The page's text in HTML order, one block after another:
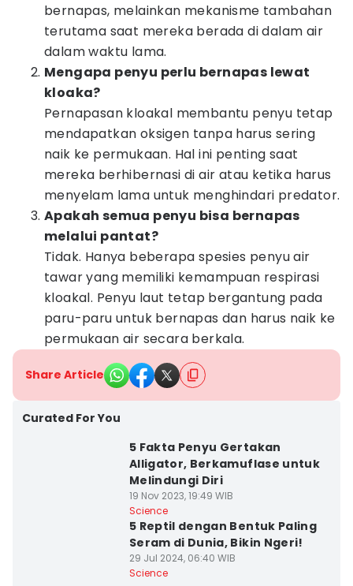
bernapas, melainkan mekanisme tambahan
terutama saat mereka berada di dalam air
dalam waktu lama.
Mengapa penyu perlu bernapas lewat
kloaka?
Pernapasan kloakal membantu penyu tetap
mendapatkan oksigen tanpa harus sering
naik ke permukaan. Hal ini penting saat
mereka berhibernasi di air atau ketika harus
menyelam lama untuk menghindari predator.
Apakah semua penyu bisa bernapas
melalui pantat?
Tidak. Hanya beberapa spesies penyu air
tawar yang memiliki kemampuan respirasi
kloakal. Penyu laut tetap bergantung pada
paru-paru untuk bernapas dan harus naik ke
permukaan air secara berkala.
Share Article
Curated For You
5 Fakta Penyu Gertakan
Alligator, Berkamuflase untuk
Melindungi Diri
19 Nov 2023, 19:49 WIB
Science
5 Reptil dengan Bentuk Paling
Seram di Dunia, Bikin Ngeri!
29 Jul 2024, 06:40 WIB
Science